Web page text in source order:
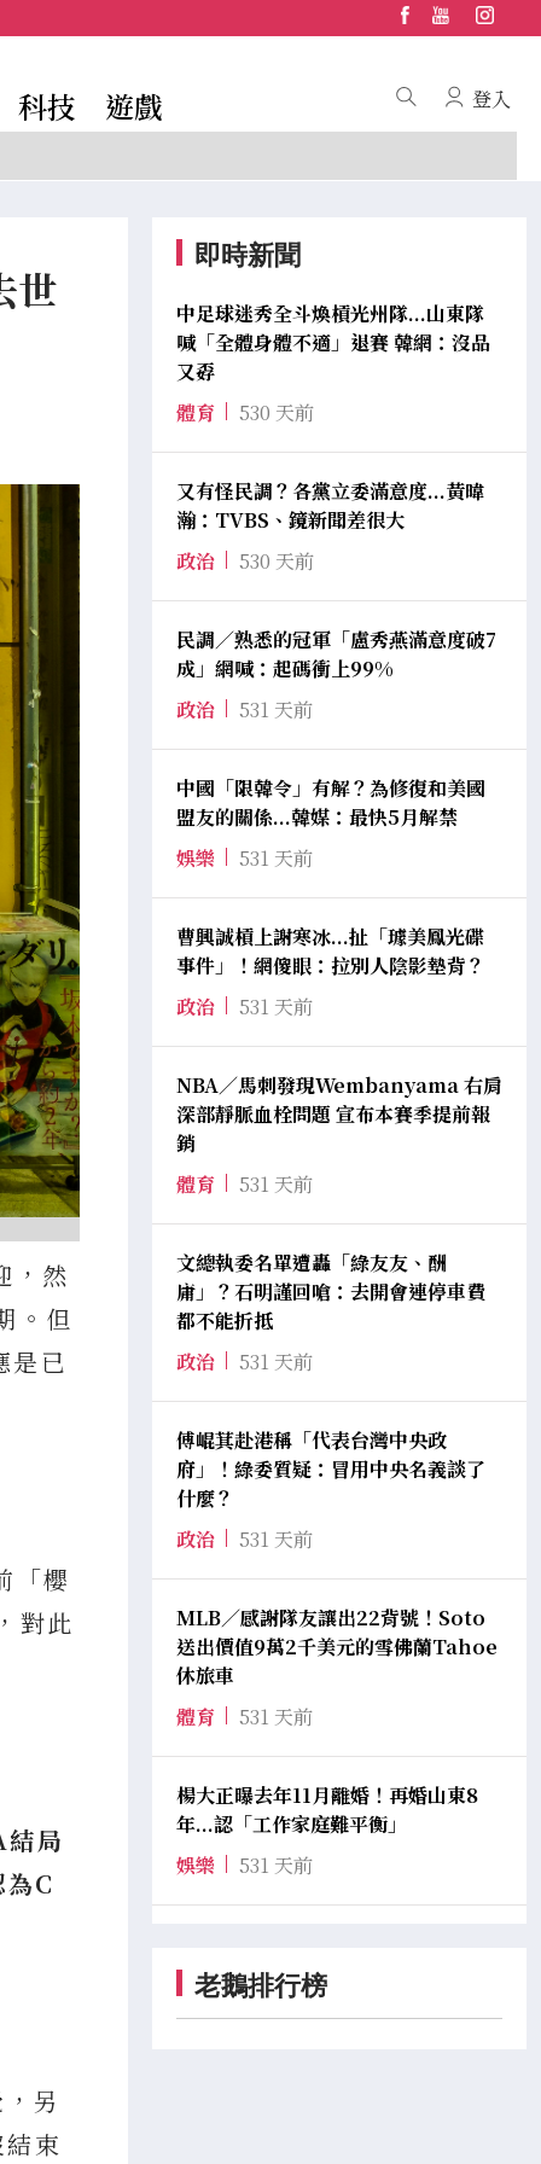
科技 遊戲 登入
世
，然
。但
是已
「櫻
對此
局
C
另
束
即時新聞
中足球迷秀全斗煥槓光州隊...山東隊
喊「全體身體不適」退賽 韓網：沒品
又孬
體育
530 天前
又有怪民調？各黨立委滿意度...黃暐
瀚：TVBS、鏡新聞差很大
政治
530 天前
民調／熟悉的冠軍「盧秀燕滿意度破7
成」網喊：起碼衝上99%
政治
531 天前
中國「限韓令」有解？為修復和美國
盟友的關係...韓媒：最快5月解禁
娛樂
531 天前
曹興誠槓上謝寒冰...扯「璩美鳳光碟
事件」！網傻眼：拉別人陰影墊背？
政治
531 天前
NBA／馬刺發現Wembanyama 右肩
深部靜脈血栓問題 宣布本賽季提前報
銷
體育
531 天前
文總執委名單遭轟「綠友友、酬
庸」？石明謹回嗆：去開會連停車費
都不能折抵
政治
531 天前
傅崐萁赴港稱「代表台灣中央政
府」！綠委質疑：冒用中央名義談了
什麼？
政治
531 天前
MLB／感謝隊友讓出22背號！Soto
送出價值9萬2千美元的雪佛蘭Tahoe
休旅車
體育
531 天前
楊大正曝去年11月離婚！再婚山東8
年...認「工作家庭難平衡」
娛樂
531 天前
老鵝排行榜